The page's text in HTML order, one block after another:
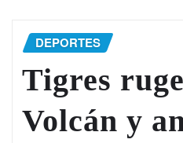
DEPORTES
Tigres
Volcán y